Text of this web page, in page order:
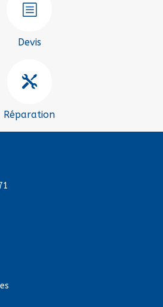
b
Devis

Réparation